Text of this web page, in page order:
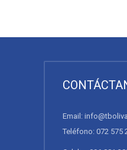
Email:
Teléfono: 072 575